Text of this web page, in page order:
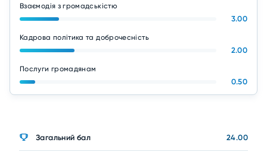
Взаємодія з громадськістю
3.00
Кадрова політика та доброчесність
2.00
Послуги громадянам
0.50
Загальний бал 24.00